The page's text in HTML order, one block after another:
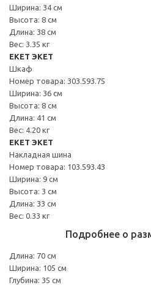
Ширина: 34 см
Высота: 8 см
Длина: 38 см
Вес: 3.35 кг
EKET ЭКЕТ
Шкаф
Номер товара: 303.593.75
Ширина: 36 см
Высота: 8 см
Длина: 41 см
Вес: 4.20 кг
EKET ЭКЕТ
Накладная шина
Номер товара: 103.593.43
Ширина: 9 см
Высота: 3 см
Длина: 33 см
Вес: 0.33 кг
Подробнее о
Длина: 70 см
Ширина: 105 см
Глубина: 35 см